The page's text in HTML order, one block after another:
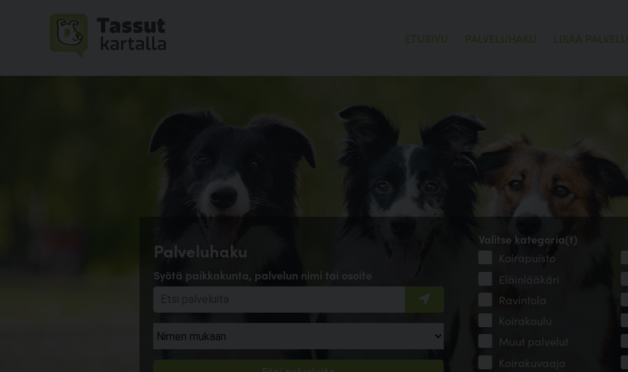
ETUSIVU PALVELUHAKU LISÄÄ PALVELU
Palveluhaku
Syötä paikkakunta, palvelun nimi tai osoite
Valitse kategoria(t)
Koirapuisto
Eläinlääkäri
Ravintola
Koirakoulu
Muut palvelut
Koirakuvaaja